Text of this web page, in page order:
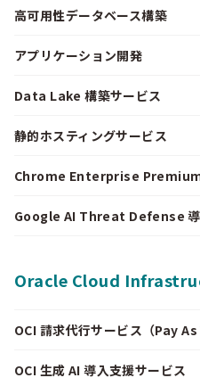
高可用性データベース構築
アプリケーション開発
Data Lake 構築サービス
静的ホスティングサービス
Chrome Enterprise Premium
Google AI Threat Defense 導
Oracle Cloud
OCI 請求代行サービス（Pay As
OCI 生成 AI 導入支援サービス